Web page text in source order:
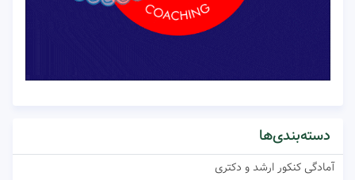
دسته‌بندی‌ها
آمادگی کنکور ارشد و دکتری